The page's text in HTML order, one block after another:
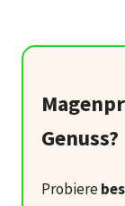
Genuss?
Probiere